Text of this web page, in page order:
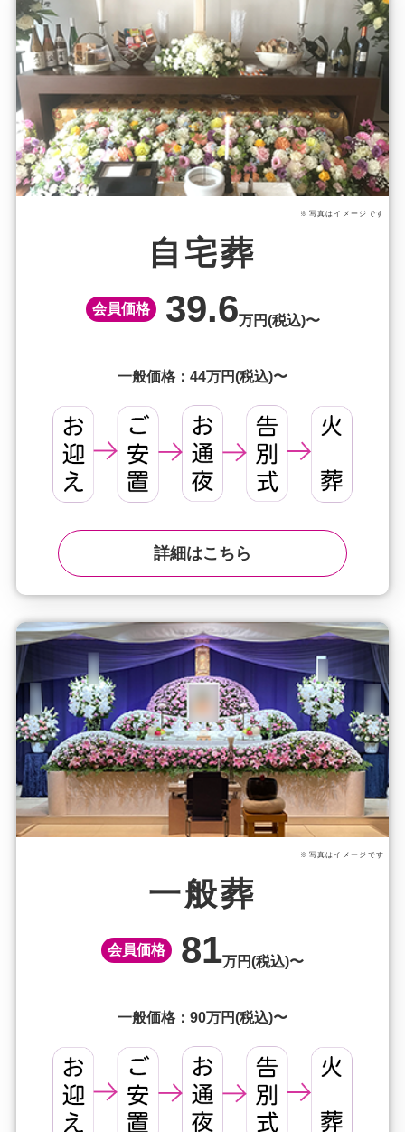
※写真はイメージです
自宅葬
会員価格 39.6万円(税込)〜
一般価格：44万円(税込)〜
詳細はこちら
※写真はイメージです
一般葬
会員価格 81万円(税込)〜
一般価格：90万円(税込)〜